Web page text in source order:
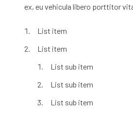
ex, eu vehicula libero porttitor
List item
List item
List sub item
List sub item
List sub item